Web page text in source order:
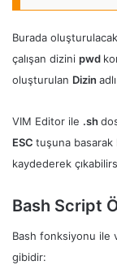
Burada
çalışan dizini pwd
oluşturulan Dizin
VIM Editor ile .sh
ESC tuşuna
kaydederek
Bash Script
Bash fonksiyonu ile
gibidir: